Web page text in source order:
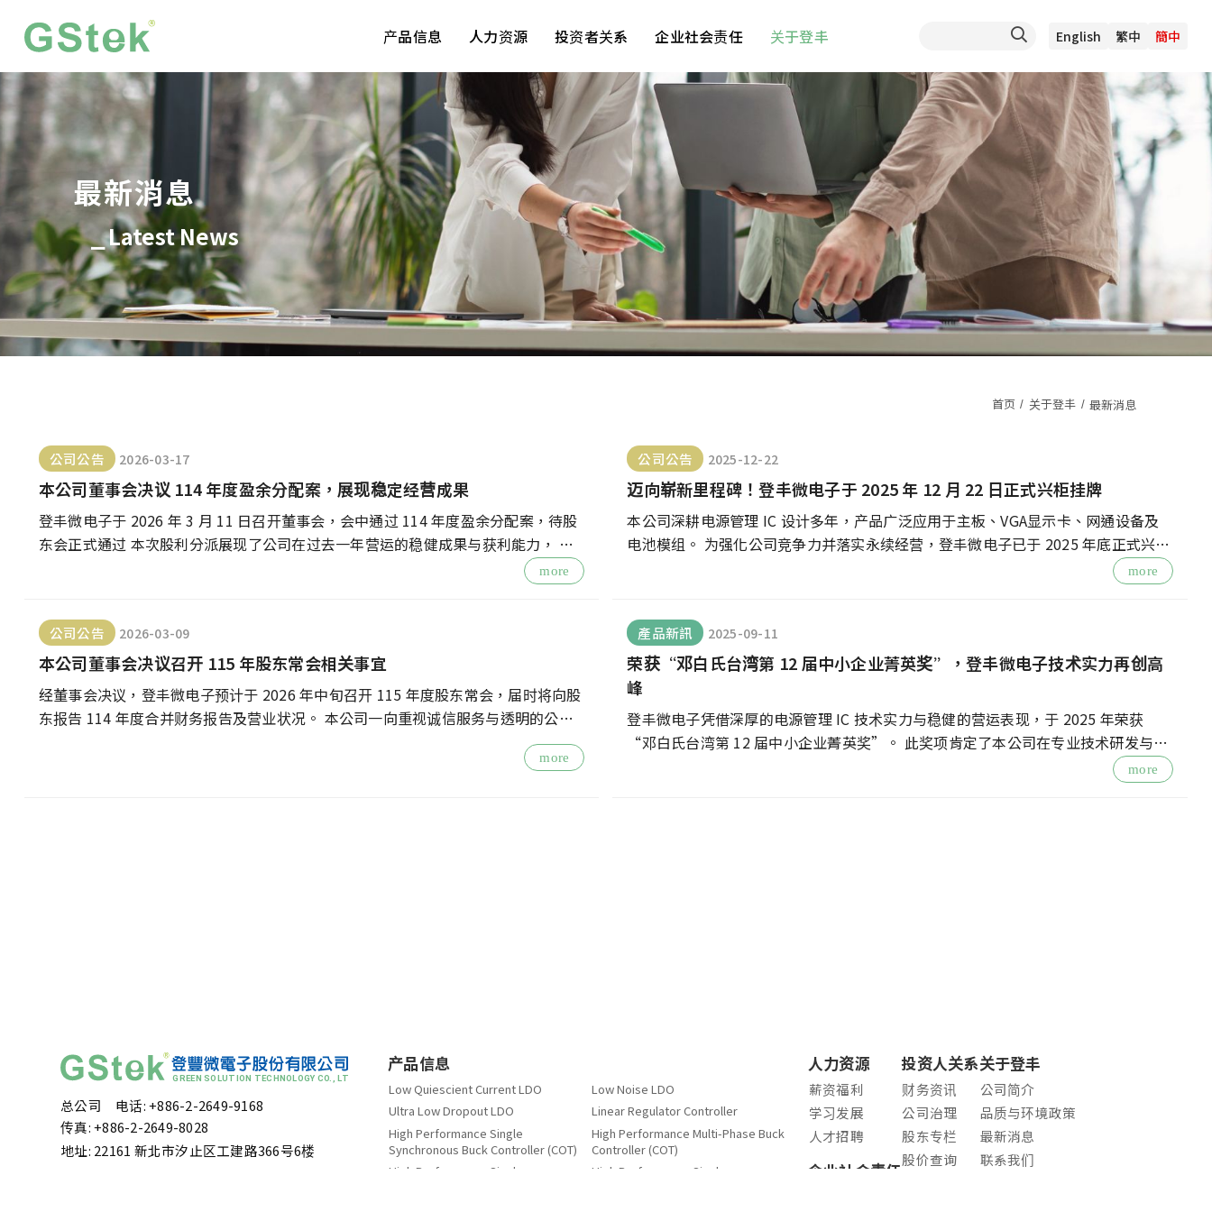
产品信息 人力资源 投资者关系 企业社会责任 关于登丰 English 繁中 簡中
最新消息
⎯ Latest News
首页 关于登丰 最新消息
公司公告 2026-03-17
本公司董事会决议 114 年度盈余分配案，展现稳定经营成果
登丰微电子于 2026 年 3 月 11 日召开董事会，会中通过 114 年度盈余分配案，待股
东会正式通过 本次股利分派展现了公司在过去一年营运的稳健成果与获利能力， 详
more
公司公告 2025-12-22
迈向崭新里程碑！登丰微电子于 2025 年 12 月 22 日正式兴柜挂牌
本公司深耕电源管理 IC 设计多年，产品广泛应用于主板、VGA显示卡、网通设备及
电池模组。 为强化公司竞争力并落实永续经营，登丰微电子已于 2025 年底正式兴柜
more
公司公告 2026-03-09
本公司董事会决议召开 115 年股东常会相关事宜
经董事会决议，登丰微电子预计于 2026 年中旬召开 115 年度股东常会，届时将向股
东报告 114 年度合并财务报告及营业状况。 本公司一向重视诚信服务与透明的公司
more
產品新訊 2025-09-11
荣获“邓白氏台湾第 12 届中小企业菁英奖”，登丰微电子技术实力再创高
峰
登丰微电子凭借深厚的电源管理 IC 技术实力与稳健的营运表现，于 2025 年荣获
“邓白氏台湾第 12 届中小企业菁英奖”。 此奖项肯定了本公司在专业技术研发与产
more
总公司 电话: +886-2-2649-9168
传真: +886-2-2649-8028
地址: 22161 新北市汐止区工建路366号6楼
产品信息
Low Quiescient Current LDO
Low Noise LDO
Ultra Low Dropout LDO
Linear Regulator Controller
High Performance Single
Synchronous Buck Controller (COT)
High Performance Multi-Phase Buck
Controller (COT)
High Performance Single
High Performance Single
人力资源
薪资福利
学习发展
人才招聘
企业社会责任
投资人关系
财务资讯
公司治理
股东专栏
股价查询
关于登丰
公司简介
品质与环境政策
最新消息
联系我们